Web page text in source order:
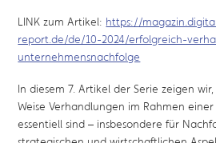
LINK zum Artikel: https://
report.de/de/10-2024/erfolgreich-
unternehmensnachfolge
In diesem 7. Artikel der Serie zeigen
Weise Verhandlungen im Rahmen
essentiell sind – insbesondere für